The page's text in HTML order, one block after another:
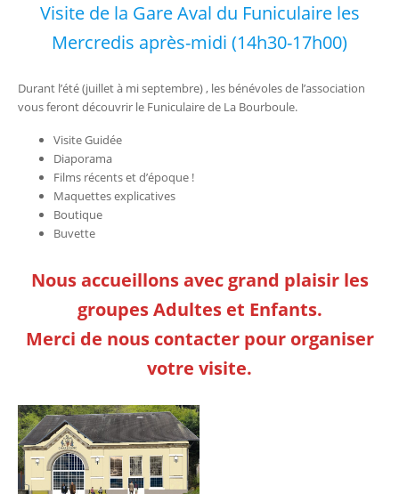
Visite de la Gare Aval du Funiculaire les
Mercredis après-midi (14h30-17h00)
Durant l’été (juillet à mi septembre) , les bénévoles de l’association
vous feront découvrir le Funiculaire de La Bourboule.
Visite Guidée
Diaporama
Films récents et d’époque !
Maquettes explicatives
Boutique
Buvette
Nous accueillons avec grand plaisir les
groupes Adultes et Enfants.
Merci de nous contacter pour organiser
votre visite.